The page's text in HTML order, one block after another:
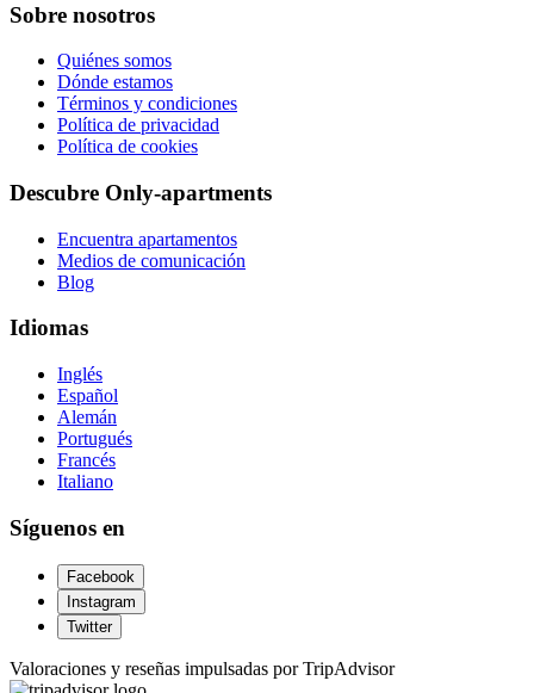
Sobre nosotros
Quiénes somos
Dónde estamos
Términos y condiciones
Política de privacidad
Política de cookies
Descubre Only-apartments
Encuentra apartamentos
Medios de comunicación
Blog
Idiomas
Inglés
Español
Alemán
Portugués
Francés
Italiano
Síguenos en
Facebook
Instagram
Twitter
Valoraciones y reseñas impulsadas por TripAdvisor